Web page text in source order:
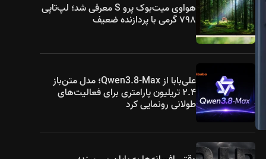
هواوی میت‌بوک پرو S معرفی شد؛ لپ‌تاپی
۷۹۸ گرمی با پردازنده ضعیف
علی‌بابا از Qwen3.8-Max؛ مدل متن‌باز
۲.۴ تریلیون پارامتری برای فعالیت‌های
طولانی رونمایی کرد